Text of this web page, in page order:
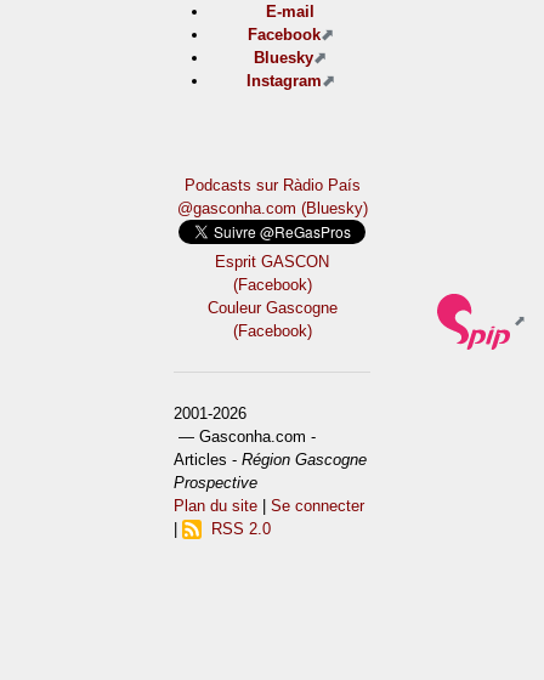
E-mail
Facebook
Bluesky
Instagram
Podcasts sur Ràdio País
@gasconha.com (Bluesky)
Esprit GASCON
(Facebook)
Couleur Gascogne
(Facebook)
2001-2026
— Gasconha.com -
Articles -Région Gascogne
Prospective
Plan du site |Se connecter
RSS 2.0